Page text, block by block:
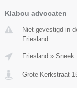
Klabou advocaten
Niet gevestigd in
Friesland.
Friesland » Sneek
Grote Kerkstraat